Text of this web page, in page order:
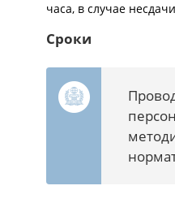
часа, в случае
Сроки